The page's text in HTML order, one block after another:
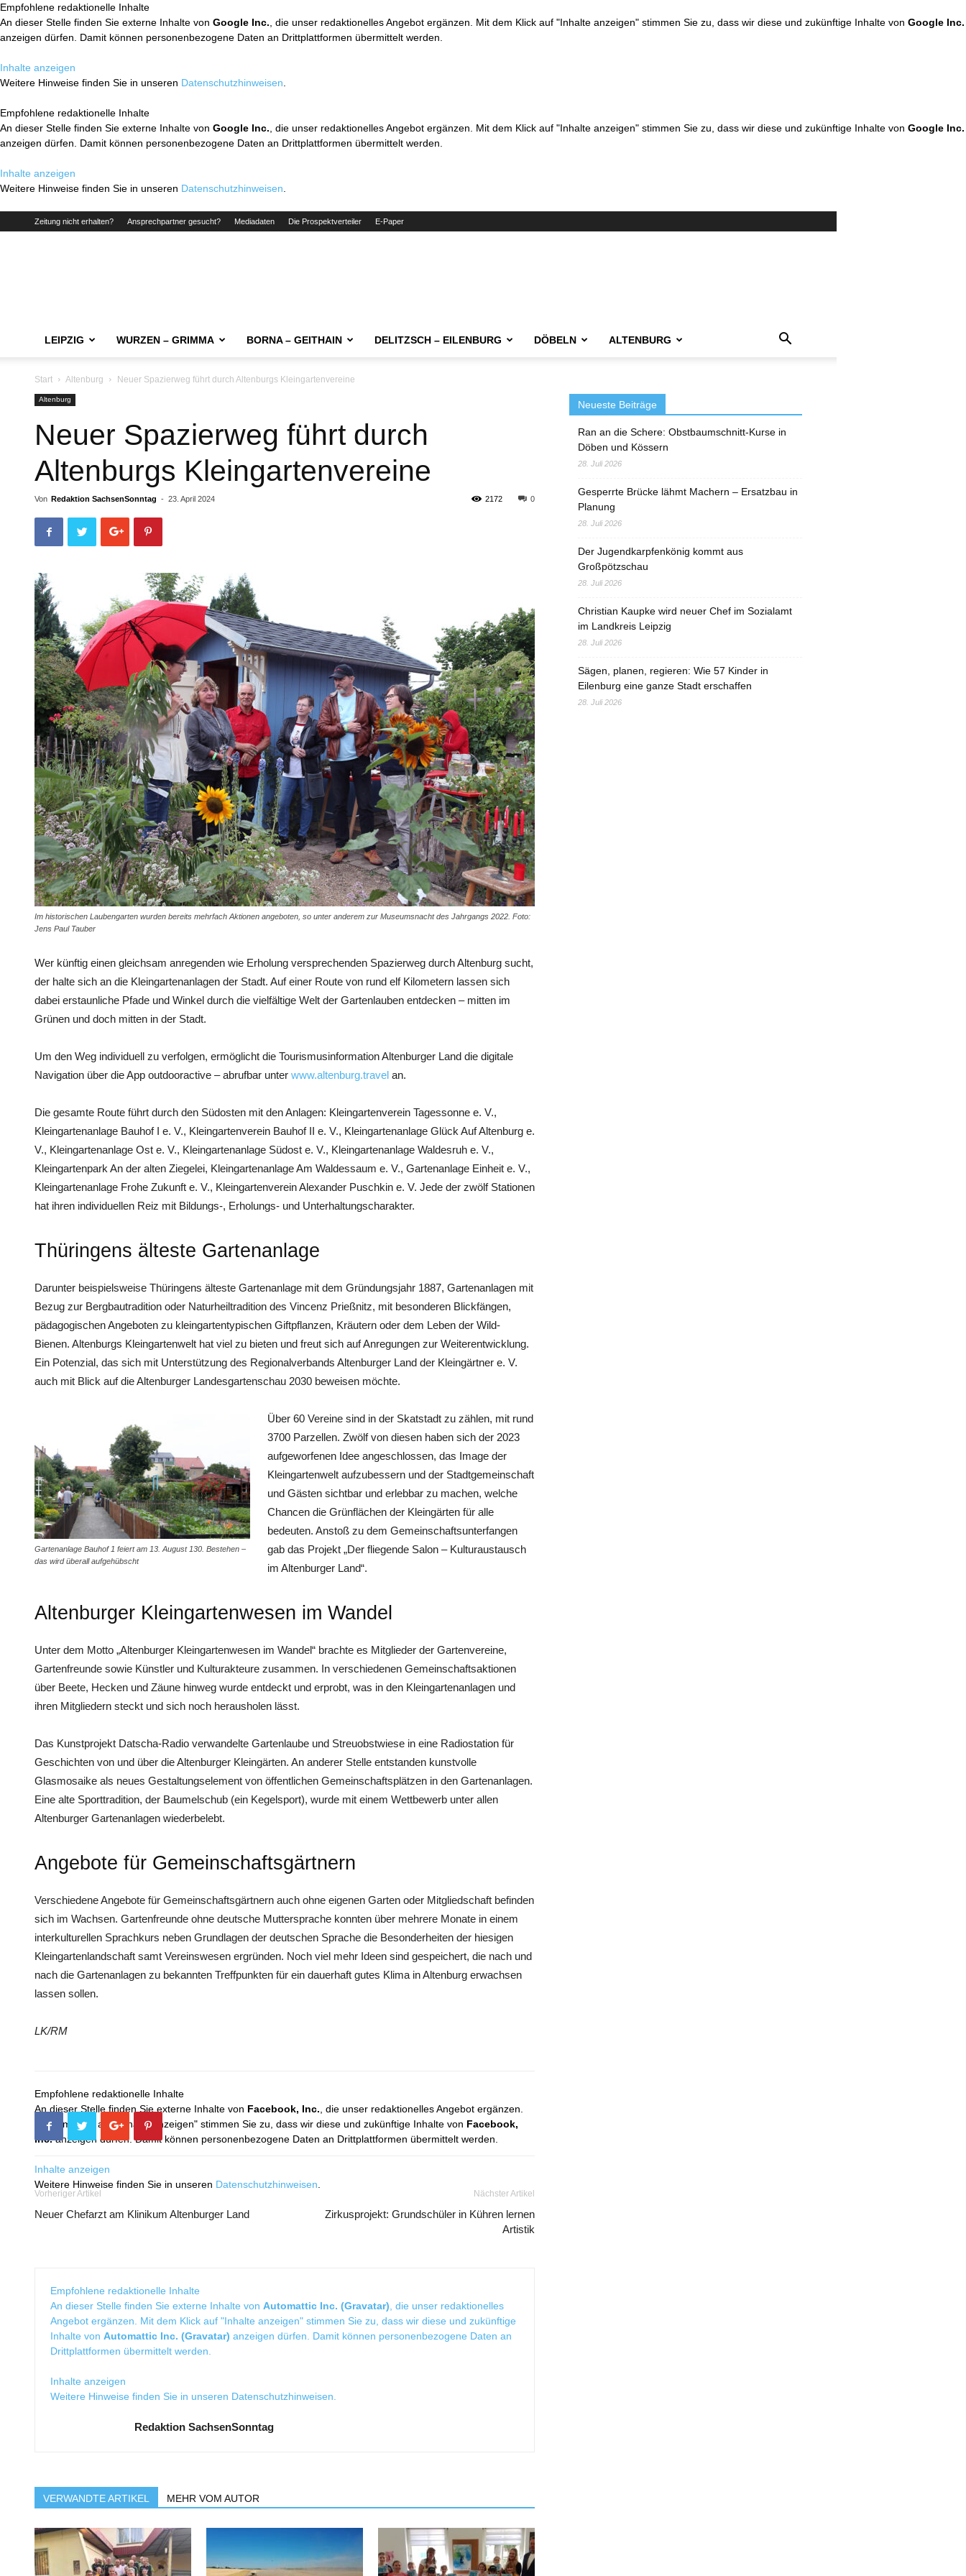
Empfohlene redaktionelle Inhalte
An dieser Stelle finden Sie externe Inhalte von Google Inc. , die unser redaktionelles Angebot ergänzen. Mit dem Klick auf "Inhalte anzeigen" stimmen Sie zu, dass wir diese und zukünftige Inhalte von Google Inc.
anzeigen dürfen. Damit können personenbezogene Daten an Drittplattformen übermittelt werden.
Inhalte anzeigen
Weitere Hinweise finden Sie in unseren Datenschutzhinweisen
Empfohlene redaktionelle Inhalte
An dieser Stelle finden Sie externe Inhalte von Google Inc. , die unser redaktionelles Angebot ergänzen. Mit dem Klick auf "Inhalte anzeigen" stimmen Sie zu, dass wir diese und zukünftige Inhalte von Google Inc.
anzeigen dürfen. Damit können personenbezogene Daten an Drittplattformen übermittelt werden.
Inhalte anzeigen
Weitere Hinweise finden Sie in unseren Datenschutzhinweisen
Zeitung nicht erhalten? Ansprechpartner gesucht? Mediadaten Die Prospektverteiler E-Paper
LEIPZIG WURZEN – GRIMMA BORNA – GEITHAIN DELITZSCH – EILENBURG DÖBELN ALTENBURG
Start Altenburg Neuer Spazierweg führt durch Altenburgs Kleingartenvereine
Altenburg
Neuer Spazierweg führt durch
Altenburgs Kleingartenvereine
Von Redaktion SachsenSonntag - 23. April 2024 0
2172
Im historischen Laubengarten wurden bereits mehrfach Aktionen angeboten, so unter anderem zur Museumsnacht des Jahrgangs 2022. Foto:
Jens Paul Tauber
Wer künftig einen gleichsam anregenden wie Erholung versprechenden Spazierweg durch Altenburg sucht,
der halte sich an die Kleingartenanlagen der Stadt. Auf einer Route von rund elf Kilometern lassen sich
dabei erstaunliche Pfade und Winkel durch die vielfältige Welt der Gartenlauben entdecken – mitten im
Grünen und doch mitten in der Stadt.
Um den Weg individuell zu verfolgen, ermöglicht die Tourismusinformation Altenburger Land die digitale
Navigation über die App outdooractive – abrufbar unter www.altenburg.travel an.
Die gesamte Route führt durch den Südosten mit den Anlagen: Kleingartenverein Tagessonne e. V.,
Kleingartenanlage Bauhof I e. V., Kleingartenverein Bauhof II e. V., Kleingartenanlage Glück Auf Altenburg e.
V., Kleingartenanlage Ost e. V., Kleingartenanlage Südost e. V., Kleingartenanlage Waldesruh e. V.,
Kleingartenpark An der alten Ziegelei, Kleingartenanlage Am Waldessaum e. V., Gartenanlage Einheit e. V.,
Kleingartenanlage Frohe Zukunft e. V., Kleingartenverein Alexander Puschkin e. V. Jede der zwölf Stationen
hat ihren individuellen Reiz mit Bildungs-, Erholungs- und Unterhaltungscharakter.
Thüringens älteste Gartenanlage
Darunter beispielsweise Thüringens älteste Gartenanlage mit dem Gründungsjahr 1887, Gartenanlagen mit
Bezug zur Bergbautradition oder Naturheiltradition des Vincenz Prießnitz, mit besonderen Blickfängen,
pädagogischen Angeboten zu kleingartentypischen Giftpflanzen, Kräutern oder dem Leben der Wild-
Bienen. Altenburgs Kleingartenwelt hat viel zu bieten und freut sich auf Anregungen zur Weiterentwicklung.
Ein Potenzial, das sich mit Unterstützung des Regionalverbands Altenburger Land der Kleingärtner e. V.
auch mit Blick auf die Altenburger Landesgartenschau 2030 beweisen möchte.
Gartenanlage Bauhof 1 feiert am 13. August 130. Bestehen –
das wird überall aufgehübscht
Über 60 Vereine sind in der Skatstadt zu zählen, mit rund
3700 Parzellen. Zwölf von diesen haben sich der 2023
aufgeworfenen Idee angeschlossen, das Image der
Kleingartenwelt aufzubessern und der Stadtgemeinschaft
und Gästen sichtbar und erlebbar zu machen, welche
Chancen die Grünflächen der Kleingärten für alle
bedeuten. Anstoß zu dem Gemeinschaftsunterfangen
gab das Projekt „Der fliegende Salon – Kulturaustausch
im Altenburger Land“.
Altenburger Kleingartenwesen im Wandel
Unter dem Motto „Altenburger Kleingartenwesen im Wandel“ brachte es Mitglieder der Gartenvereine,
Gartenfreunde sowie Künstler und Kulturakteure zusammen. In verschiedenen Gemeinschaftsaktionen
über Beete, Hecken und Zäune hinweg wurde entdeckt und erprobt, was in den Kleingartenanlagen und
ihren Mitgliedern steckt und sich noch herausholen lässt.
Das Kunstprojekt Datscha-Radio verwandelte Gartenlaube und Streuobstwiese in eine Radiostation für
Geschichten von und über die Altenburger Kleingärten. An anderer Stelle entstanden kunstvolle
Glasmosaike als neues Gestaltungselement von öffentlichen Gemeinschaftsplätzen in den Gartenanlagen.
Eine alte Sporttradition, der Baumelschub (ein Kegelsport), wurde mit einem Wettbewerb unter allen
Altenburger Gartenanlagen wiederbelebt.
Angebote für Gemeinschaftsgärtnern
Verschiedene Angebote für Gemeinschaftsgärtnern auch ohne eigenen Garten oder Mitgliedschaft befinden
sich im Wachsen. Gartenfreunde ohne deutsche Muttersprache konnten über mehrere Monate in einem
interkulturellen Sprachkurs neben Grundlagen der deutschen Sprache die Besonderheiten der hiesigen
Kleingartenlandschaft samt Vereinswesen ergründen. Noch viel mehr Ideen sind gespeichert, die nach und
nach die Gartenanlagen zu bekannten Treffpunkten für ein dauerhaft gutes Klima in Altenburg erwachsen
lassen sollen.
LK/RM
Empfohlene redaktionelle Inhalte
An dieser Stelle finden Sie externe Inhalte von Facebook, Inc. , die unser redaktionelles Angebot ergänzen.
Mit dem Klick auf "Inhalte anzeigen" stimmen Sie zu, dass wir diese und zukünftige Inhalte von Facebook,
Inc.anzeigen dürfen. Damit können personenbezogene Daten an Drittplattformen übermittelt werden.
Inhalte anzeigen
Weitere Hinweise finden Sie in unseren Datenschutzhinweisen
Vorheriger Artikel
Neuer Chefarzt am Klinikum Altenburger Land
Nächster Artikel
Zirkusprojekt: Grundschüler in Kühren lernen
Artistik
Empfohlene redaktionelle Inhalte
An dieser Stelle finden Sie externe Inhalte von Automattic Inc. (Gravatar) , die unser redaktionelles
Angebot ergänzen. Mit dem Klick auf "Inhalte anzeigen" stimmen Sie zu, dass wir diese und zukünftige
Inhalte von Automattic Inc. (Gravatar) anzeigen dürfen. Damit können personenbezogene Daten an
Drittplattformen übermittelt werden.
Inhalte anzeigen
Weitere Hinweise finden Sie in unseren Datenschutzhinweisen
Redaktion SachsenSonntag
VERWANDTE ARTIKEL MEHR VOM AUTOR
Neueste Beiträge
Ran an die Schere: Obstbaumschnitt-Kurse in
Döben und Kössern
28. Juli 2026
Gesperrte Brücke lähmt Machern – Ersatzbau in
Planung
28. Juli 2026
Der Jugendkarpfenkönig kommt aus
Großpötzschau
28. Juli 2026
Christian Kaupke wird neuer Chef im Sozialamt
im Landkreis Leipzig
28. Juli 2026
Sägen, planen, regieren: Wie 57 Kinder in
Eilenburg eine ganze Stadt erschaffen
28. Juli 2026